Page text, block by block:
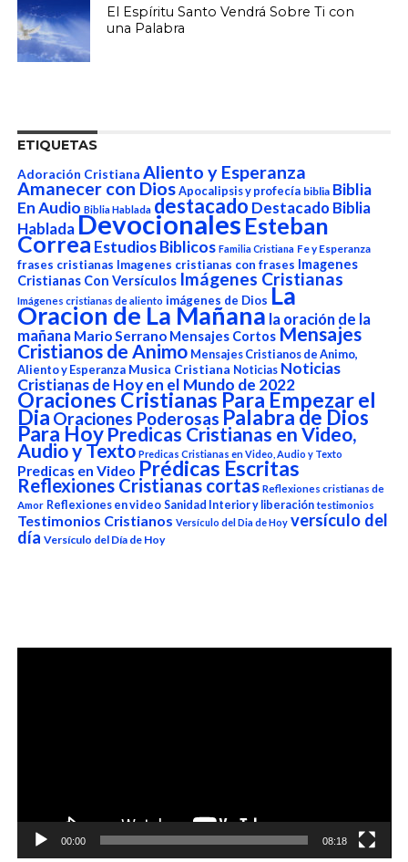
El Espíritu Santo Vendrá Sobre Ti con
una Palabra
ETIQUETAS
Adoración Cristiana Aliento y Esperanza
Amanecer con Dios Apocalipsis y profecía biblia Biblia
En Audio Biblia Hablada destacado Destacado Biblia
HabladaDevocionalesEsteban
Correa Estudios Biblicos Familia Cristiana Fe y Esperanza
frases cristianas Imagenes cristianas con frases Imagenes
Cristianas Con Versículos Imágenes Cristianas
Imágenes cristianas de aliento imágenes de Dios La
Oracion de La Mañana la oración de la
mañana Mario Serrano Mensajes Cortos Mensajes
Cristianos de Animo Mensajes Cristianos de Animo,
Aliento y Esperanza Musica Cristiana Noticias Noticias
Cristianas de Hoy en el Mundo de 2022
Oraciones Cristianas Para Empezar el
DiaOraciones Poderosas Palabra de Dios
Para Hoy Predicas Cristianas en Video,
Audio y Texto Predicas Cristianas en Video, Audio y Texto
Predicas en Video Prédicas Escritas
Reflexiones Cristianas cortas Reflexiones cristianas de
Amor Reflexiones en video Sanidad Interior y liberación testimonios
Testimonios Cristianos Versículo del Dia de Hoy versículo del
día Versículo del Día de Hoy
Reproductor
00:00 08:18